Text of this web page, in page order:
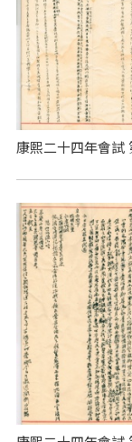
康熙二十四年會試